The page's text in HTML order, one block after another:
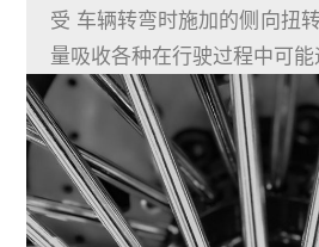
受 车辆转弯时施加的侧向扭
量吸收各种在行驶过程中可能